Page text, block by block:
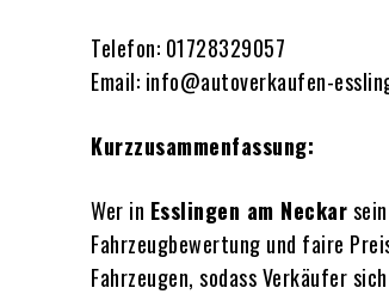
Telefon: 01728329057
Email: info@autoverkaufen-
Kurzzusammenfassung:
Wer in Esslingen am Neckar
Fahrzeugbewertung und faire
Fahrzeugen, sodass Verkäufer